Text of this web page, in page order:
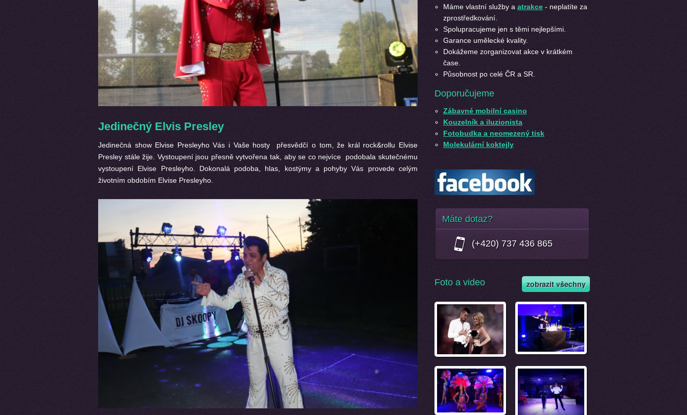
Jedinečný Elvis Presley
Jedinečná show Elvise Presleyho Vás i Vaše hosty přesvědčí o tom, že král rock&rollu Elvise
Presley stále žije. Vystoupení jsou přesně vytvořena tak, aby se co nejvíce podobala skutečnému
vystoupení Elvise Presleyho. Dokonalá podoba, hlas, kostýmy a pohyby Vás provede celým
životním obdobím Elvise Presleyho.
Máme vlastní služby a atrakce - neplatíte za
zprostředkování.
Spolupracujeme jen s těmi nejlepšími.
Garance umělecké kvality.
Dokážeme zorganizovat akce v krátkém
čase.
Působnost po celé ČR a SR.
Doporučujeme
Zábavné mobilní casino
Kouzelník a iluzionista
Fotobudka a neomezený tisk
Molekulární koktejly
Máte dotaz?
(+420) 737 436 865
Foto a video